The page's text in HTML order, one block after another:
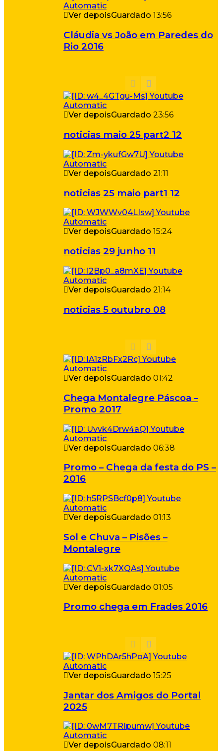
Ver depoisGuardado 13:56
Cláudia vs João em Paredes do
Rio 2016
Ver depoisGuardado 23:56
noticias maio 25 part2 12
Ver depoisGuardado 21:11
noticias 25 maio part1 12
Ver depoisGuardado 15:24
noticias 29 junho 11
Ver depoisGuardado 21:14
noticias 5 outubro 08
Ver depoisGuardado 01:42
Chega Montalegre Páscoa –
Promo 2017
Ver depoisGuardado 06:38
Promo – Chega da festa do PS –
2016
Ver depoisGuardado 01:13
Sol e Chuva – Pisões –
Montalegre
Ver depoisGuardado 01:05
Promo chega em Frades 2016
Ver depoisGuardado 15:25
Jantar dos Amigos do Portal
2025
Ver depoisGuardado 08:11